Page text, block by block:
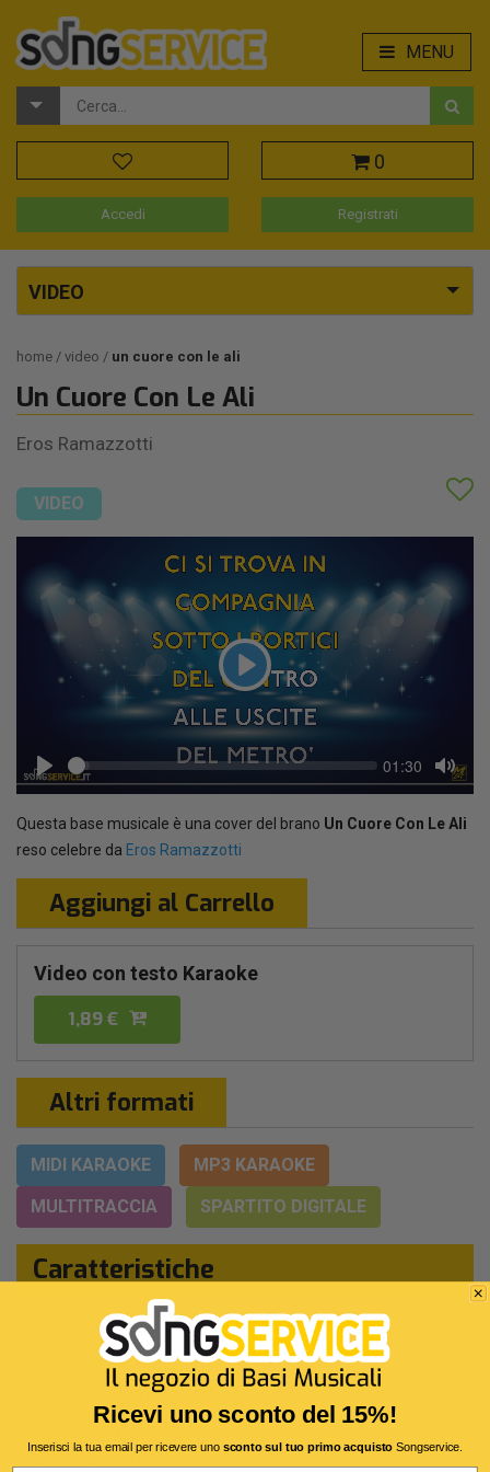
MENU
0
Accedi Registrati
VIDEO
home video un cuore con le ali
Un Cuore Con Le Ali
Eros Ramazzotti
VIDEO
Play
Play
Seek Current
time
01:30
Mute
Questa base musicale è una cover del brano Un Cuore Con Le Ali
reso celebre da Eros Ramazzotti
Aggiungi al Carrello
Video con testo Karaoke
1,89 €
Altri formati
MIDI KARAOKE
MP3 KARAOKE
MULTITRACCIA
SPARTITO DIGITALE
Caratteristiche
Interprete Originale:Eros Ramazzotti
Pop Italiano
E.Ramazzotti - A.Cogliati - P.Cassano
3 Min 57 Sec
Segnatura:4/4
Ricevi uno sconto del 15%!
Inserisci la tua email per ricevere uno sconto sul tuo primo acquistoSongservice.